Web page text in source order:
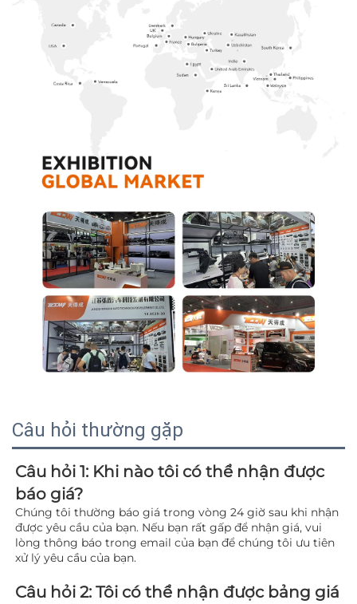
Câu hỏi thường gặp
Câu hỏi 1: Khi nào tôi có thể nhận được
báo giá?
Chúng tôi thường báo giá trong vòng 24 giờ sau khi nhận
được yêu cầu của bạn. Nếu bạn rất gấp để nhận giá, vui
lòng thông báo trong email của bạn để chúng tôi ưu tiên
xử lý yêu cầu của bạn.
Câu hỏi 2: Tôi có thể nhận được bảng giá